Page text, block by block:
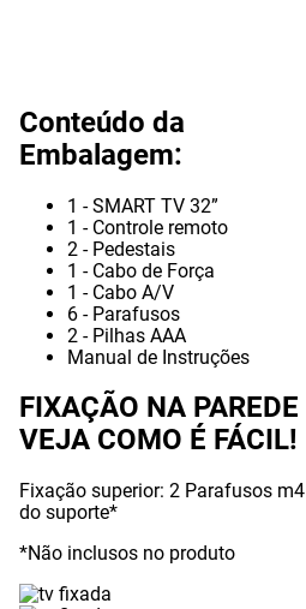
Conteúdo da
Embalagem:
1 - SMART TV 32”
1 - Controle remoto
2 - Pedestais
1 - Cabo de Força
1 - Cabo A/V
6 - Parafusos
2 - Pilhas AAA
Manual de Instruções
FIXAÇÃO NA PAREDE
VEJA COMO É FÁCIL!
Fixação superior: 2 Parafusos m4
do suporte*
*Não inclusos no produto